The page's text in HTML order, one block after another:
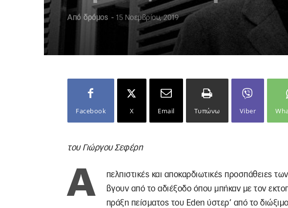
Από δρόμος - 15 Νοεμβρίου, 2019
Facebook X Email Τυπώνω Viber
του Γιώργου Σεφέρη
Α
πελπιστικές και αποκαρδιωτικές προσπάθειες
βγουν από το αδιέξοδο όπου μπήκαν με τον
πράξη πείσματος του Eden ύστερ’ από το